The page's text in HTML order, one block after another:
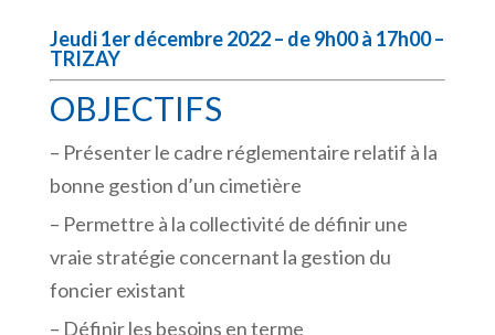
Jeudi 1er décembre 2022 – de 9h00 à 17h00 –
TRIZAY
OBJECTIFS
– Présenter le cadre réglementaire relatif à la
bonne gestion d’un cimetière
– Permettre à la collectivité de définir une
vraie stratégie concernant la gestion du
foncier existant
– Définir les besoins en terme